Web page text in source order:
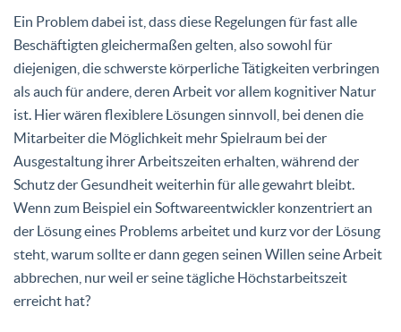
Ein Problem dabei ist, dass diese Regelungen für fast alle
Beschäftigten gleichermaßen gelten, also sowohl für
diejenigen, die schwerste körperliche Tätigkeiten verbringen
als auch für andere, deren Arbeit vor allem kognitiver Natur
ist. Hier wären flexiblere Lösungen sinnvoll, bei denen die
Mitarbeiter die Möglichkeit mehr Spielraum bei der
Ausgestaltung ihrer Arbeitszeiten erhalten, während der
Schutz der Gesundheit weiterhin für alle gewahrt bleibt.
Wenn zum Beispiel ein Softwareentwickler konzentriert an
der Lösung eines Problems arbeitet und kurz vor der Lösung
steht, warum sollte er dann gegen seinen Willen seine Arbeit
abbrechen, nur weil er seine tägliche Höchstarbeitszeit
erreicht hat?